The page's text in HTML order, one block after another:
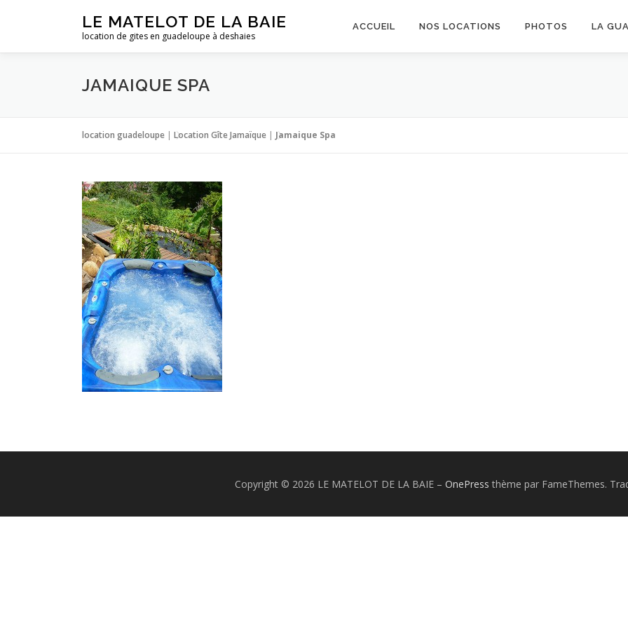
LE MATELOT DE LA BAIE
location de gites en guadeloupe à deshaies
ACCUEIL NOS LOCATIONS PHOTOS LA
JAMAIQUE SPA
location guadeloupe | Location Gîte Jamaïque | Jamaique Spa
Copyright © 2026 LE MATELOT DE LA BAIE – OnePress thème par FameThemes.